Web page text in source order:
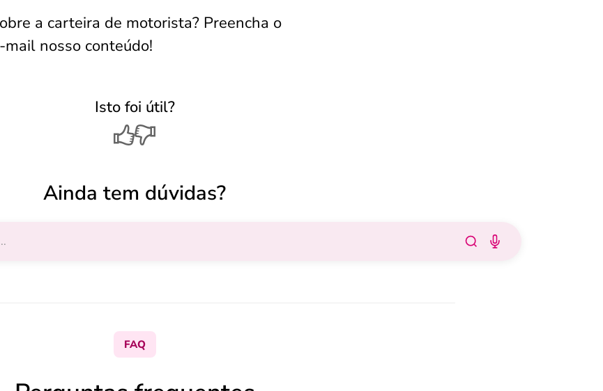
a carteira de motorista? Preencha o
nosso conteúdo!
Isto foi útil?
Ainda tem dúvidas?
FAQ